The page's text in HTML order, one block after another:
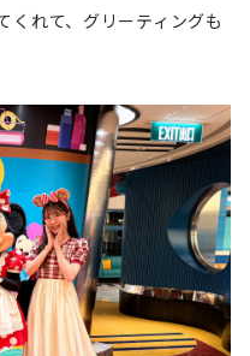
くれて、グリーティングも